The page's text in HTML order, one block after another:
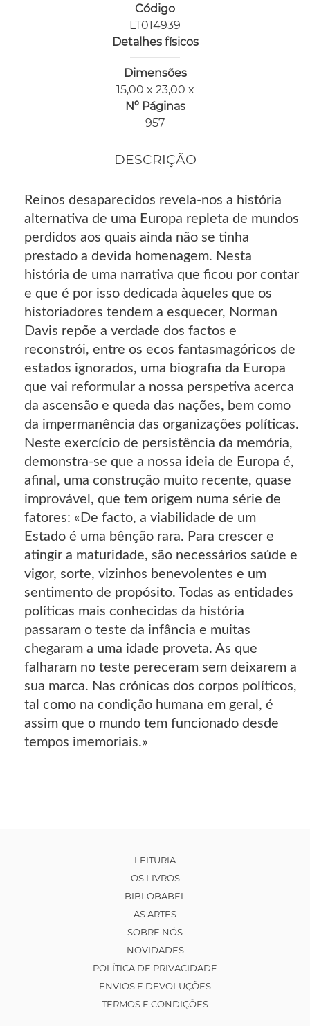
Código
LT014939
Detalhes físicos
Dimensões
15,00 x 23,00 x
Nº Páginas
957
DESCRIÇÃO
Reinos desaparecidos revela-nos a história
alternativa de uma Europa repleta de mundos
perdidos aos quais ainda não se tinha
prestado a devida homenagem. Nesta
história de uma narrativa que ficou por contar
e que é por isso dedicada àqueles que os
historiadores tendem a esquecer, Norman
Davis repõe a verdade dos factos e
reconstrói, entre os ecos fantasmagóricos de
estados ignorados, uma biografia da Europa
que vai reformular a nossa perspetiva acerca
da ascensão e queda das nações, bem como
da impermanência das organizações políticas.
Neste exercício de persistência da memória,
demonstra-se que a nossa ideia de Europa é,
afinal, uma construção muito recente, quase
improvável, que tem origem numa série de
fatores: «De facto, a viabilidade de um
Estado é uma bênção rara. Para crescer e
atingir a maturidade, são necessários saúde e
vigor, sorte, vizinhos benevolentes e um
sentimento de propósito. Todas as entidades
políticas mais conhecidas da história
passaram o teste da infância e muitas
chegaram a uma idade proveta. As que
falharam no teste pereceram sem deixarem a
sua marca. Nas crónicas dos corpos políticos,
tal como na condição humana em geral, é
assim que o mundo tem funcionado desde
tempos imemoriais.»
LEITURIA
OS LIVROS
BIBLOBABEL
AS ARTES
SOBRE NÓS
NOVIDADES
POLÍTICA DE PRIVACIDADE
ENVIOS E DEVOLUÇÕES
TERMOS E CONDIÇÕES